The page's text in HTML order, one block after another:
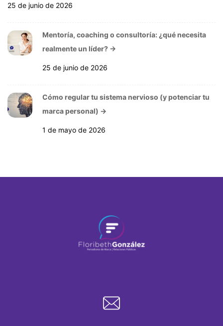
25 de junio de 2026
Mentoría, coaching o consultoría: ¿qué necesita
realmente un líder? →
25 de junio de 2026
Cómo regular tu sistema nervioso (y potenciar tu
marca personal) →
1 de mayo de 2026